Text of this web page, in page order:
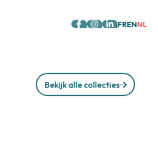
FRENNL
Bekijk alle collecties